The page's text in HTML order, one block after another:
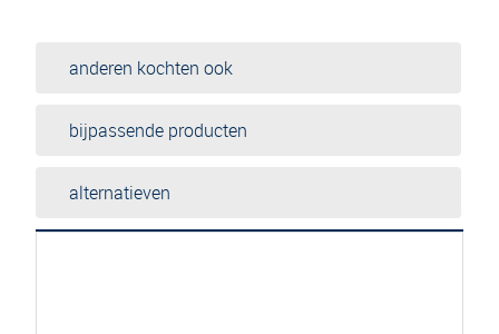
anderen kochten ook
bijpassende producten
alternatieven